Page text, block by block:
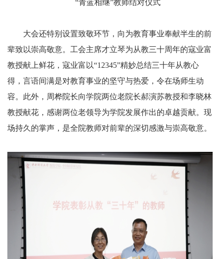
“青蓝相继”教师结对仪式
大会还特别设置致敬环节，向为教育事业奉献半生的前
辈致以崇高敬意。工会主席才立琴为从教三十周年的寇业富
教授献上鲜花，寇业富以“12345”精妙总结三十年从教心
得，言语间满是对教育事业的坚守与热爱，令在场师生动
容。此外，周桦院长向学院两位老院长郝演苏教授和李晓林
教授献花，感谢两位老领导为学院发展作出的卓越贡献。现
场持久的掌声，是全院教师对前辈的深切感激与崇高敬意。